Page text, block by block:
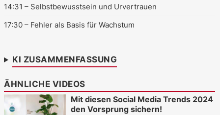
14:31 – Selbstbewusstsein und Urvertrauen
17:30 – Fehler als Basis für Wachstum
KI ZUSAMMENFASSUNG
ÄHNLICHE VIDEOS
Mit diesen Social Media Trends 2024
den Vorsprung sichern!